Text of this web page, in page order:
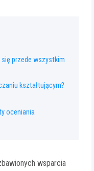
przede wszystkim
kształtującym?
oceniania
wsparcia